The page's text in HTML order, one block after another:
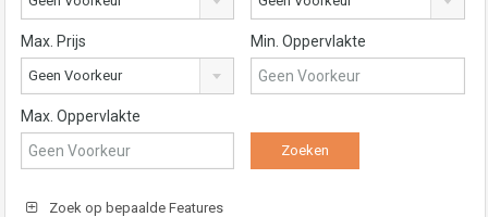
Max. Prijs
Geen Voorkeur
Min. Oppervlakte
Max. Oppervlakte
Zoek op bepaalde Features